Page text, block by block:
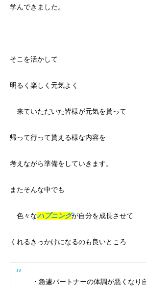
学んできました。
そこを活かして
明るく楽しく元気よく
来ていただいた皆様が元気を貰って
帰って行って貰える様な内容を
考えながら準備をしていきます。
またそんな中でも
色々なハプニングが自分を成長させて
くれるきっかけになるのも良いところ
・急遽パートナーの体調が悪くなり